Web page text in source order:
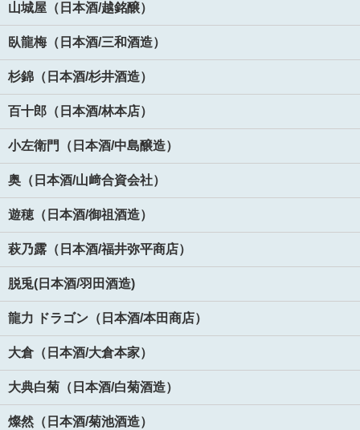
山城屋（日本酒/越銘醸）
臥龍梅（日本酒/三和酒造）
杉錦（日本酒/杉井酒造）
百十郎（日本酒/林本店）
小左衛門（日本酒/中島醸造）
奥（日本酒/山﨑合資会社）
遊穂（日本酒/御祖酒造）
萩乃露（日本酒/福井弥平商店）
脱兎(日本酒/羽田酒造)
龍力 ドラゴン（日本酒/本田商店）
大倉（日本酒/大倉本家）
大典白菊（日本酒/白菊酒造）
燦然（日本酒/菊池酒造）